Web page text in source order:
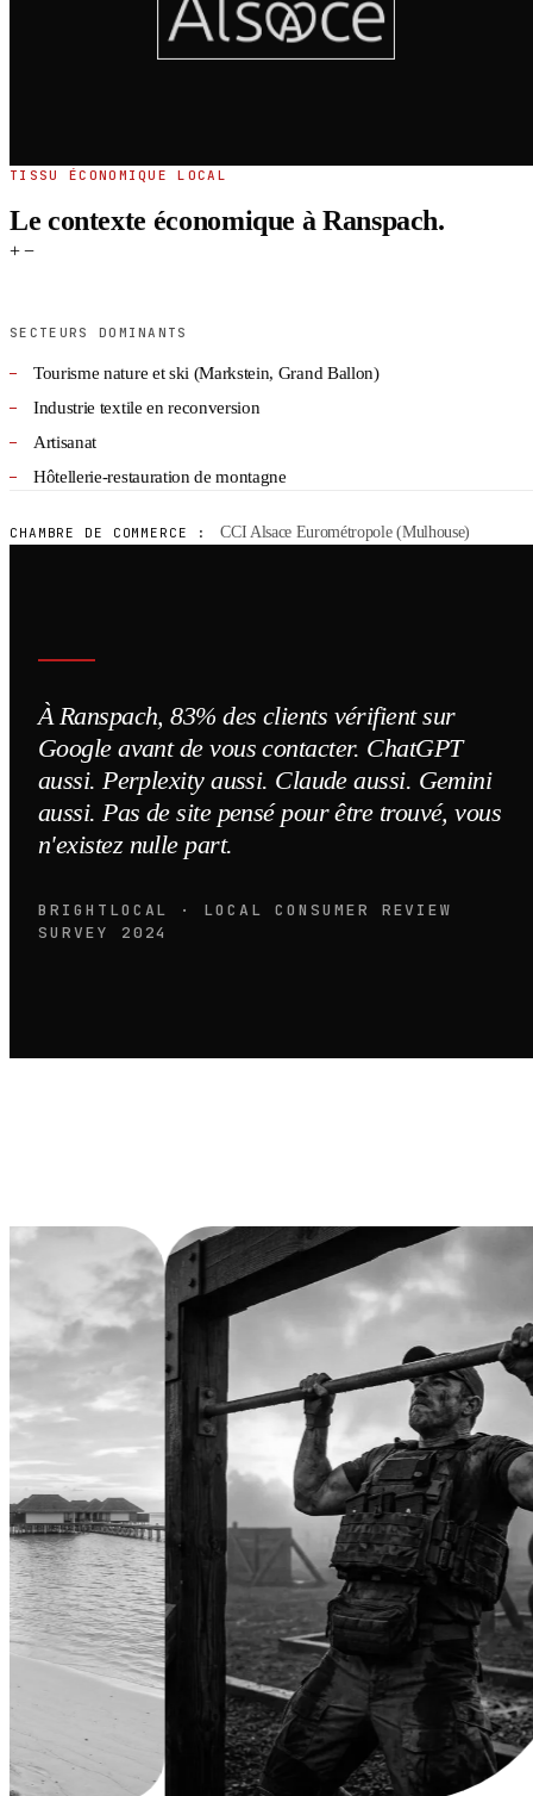
TISSU ÉCONOMIQUE LOCAL
Le contexte économique à Ranspach.
+ −
SECTEURS DOMINANTS
Tourisme nature et ski (Markstein, Grand Ballon)
Industrie textile en reconversion
Artisanat
Hôtellerie-restauration de montagne
CHAMBRE DE COMMERCE : CCI Alsace Eurométropole (Mulhouse)
À Ranspach, 83% des clients vérifient sur
Google avant de vous contacter. ChatGPT
aussi. Perplexity aussi. Claude aussi. Gemini
aussi. Pas de site pensé pour être trouvé, vous
n'existez nulle part.
BRIGHTLOCAL · LOCAL CONSUMER REVIEW
SURVEY 2024